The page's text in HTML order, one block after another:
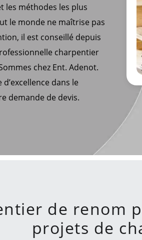
les méthodes les plus
le monde ne maîtrise pas
il est conseillé depuis
charpentier
chez Ent. Adenot.
dans le
demande de devis.
de renom
projets de